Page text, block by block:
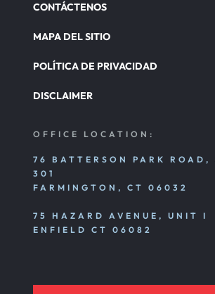
CONTÁCTENOS
MAPA DEL SITIO
POLÍTICA DE PRIVACIDAD
DISCLAIMER
OFFICE LOCATION:
76 BATTERSON PARK ROAD,
301
FARMINGTON, CT 06032
75 HAZARD AVENUE, UNIT I
ENFIELD CT 06082